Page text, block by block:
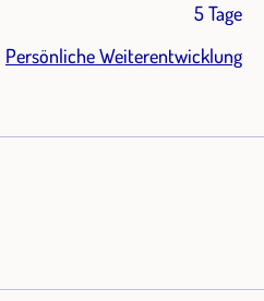
5 Tage
Persönliche Weiterentwicklung